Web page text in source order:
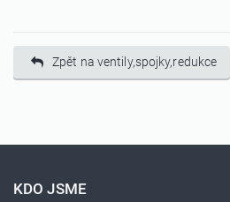
Zpět na ventily,spojky,redukce
KDO JSME